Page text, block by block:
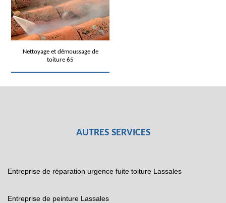
Nettoyage et démoussage de
toiture 65
AUTRES SERVICES
Entreprise de réparation urgence fuite toiture Lassales
Entreprise de peinture Lassales